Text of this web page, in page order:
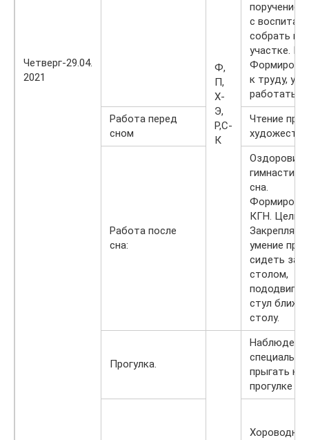
Четверг-29.04.
2021
Ф,
П,
Х-
Э,
Р,С-
К
поручение:
с
собрать
участке.
к труду,
работать
Работа перед
сном
Чтение
Работа после
сна:
гимнастика
сна.
КГН. Цель:
Закреплять
умение
сидеть за
столом,
стул ближе
столу.
Прогулка.
прыгать на
прогулке с